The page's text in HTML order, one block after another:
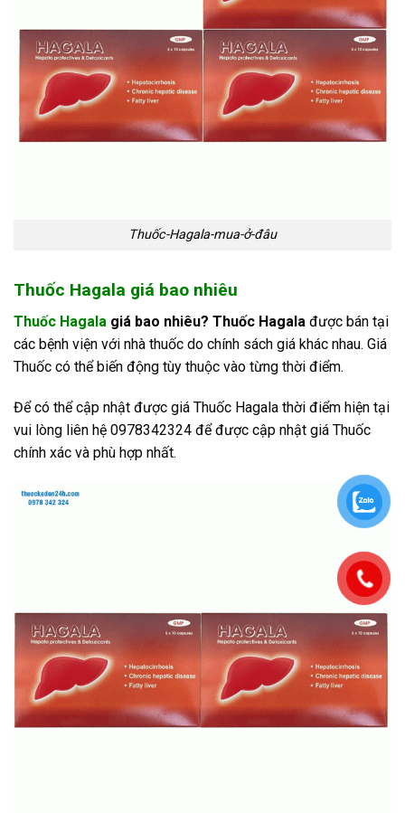
Thuốc-Hagala-mua-ở-đâu
Thuốc Hagala giá bao nhiêu
Thuốc Hagala giá bao nhiêu? Thuốc Hagala được bán tại
các bệnh viện với nhà thuốc do chính sách giá khác nhau. Giá
Thuốc có thể biến động tùy thuộc vào từng thời điểm.
Để có thể cập nhật được giá Thuốc Hagala thời điểm hiện tại
vui lòng liên hệ 0978342324 để được cập nhật giá Thuốc
chính xác và phù hợp nhất.